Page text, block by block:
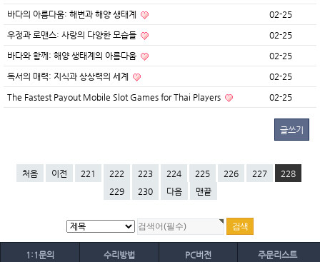
바다의 아름다움: 해변과 해양 생태계 02-25
우정과 로맨스: 사랑의 다양한 모습들 02-25
바다와 함께: 해양 생태계의 아름다움 02-25
독서의 매력: 지식과 상상력의 세계 02-25
The Fastest Payout Mobile Slot Games for Thai Players 02-25
글쓰기
처음 이전 221 222 223 224 225 226 227
228
229
230 다음 맨끝
1:1문의 수리방법 PC버전 주문리스트